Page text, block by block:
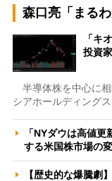
森口亮「まる
「キ
投資
半導体株を中心に相
シアホールディング
「NYダウは高値
する米国株市場
【歴史的な爆騰劇